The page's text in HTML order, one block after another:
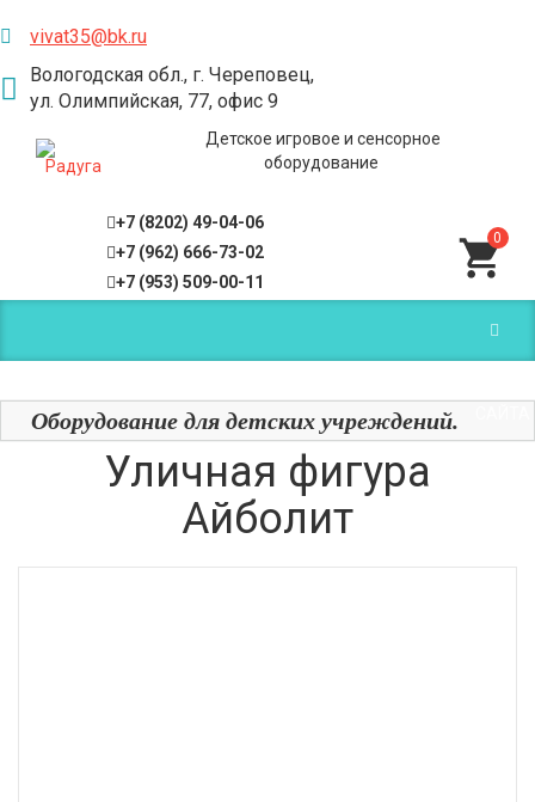
Детское игровое и сенсорное
оборудование
vivat35@bk.ru
Вологодская обл., г. Череповец,
ул. Олимпийская, 77, офис 9
+7 (8202) 49-04-06
+7 (962) 666-73-02
+7 (953) 509-00-11
0
Оборудование для детских учреждений.
Уличная фигура
Айболит